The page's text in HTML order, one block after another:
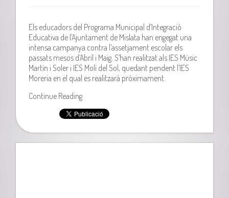
Els educadors del Programa Municipal d’Integració
Educativa de l’Ajuntament de Mislata han engegat una
intensa campanya contra l’assetjament escolar els
passats mesos d’Abril i Maig. S’han realitzat als IES Músic
Martín i Soler i IES Molí del Sol, quedant pendent l’IES
Moreria en el qual es realitzarà pròximament.
Continue Reading